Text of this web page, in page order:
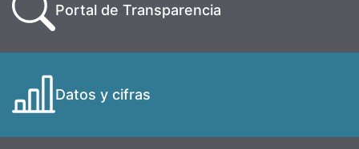
Portal de Transparencia
Datos y cifras